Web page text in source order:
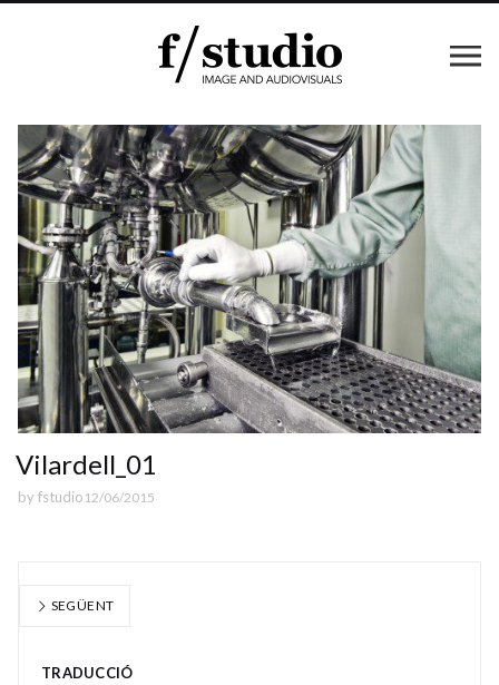
Vilardell_01
by fstudio 12/06/2015
SEGÜENT
TRADUCCIÓ